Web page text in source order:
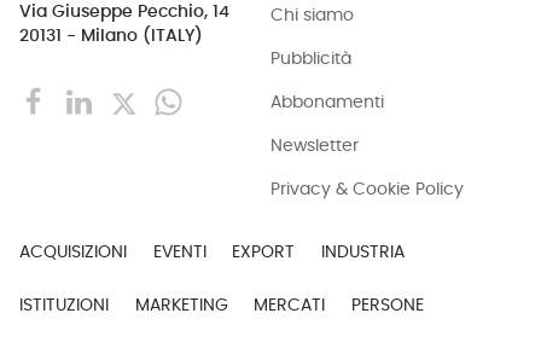
Via Giuseppe Pecchio, 14
20131 - Milano (ITALY)
Chi siamo
Pubblicità
Abbonamenti
Newsletter
Privacy & Cookie Policy
ACQUISIZIONI EVENTI EXPORT INDUSTRIA
ISTITUZIONI MARKETING MERCATI PERSONE